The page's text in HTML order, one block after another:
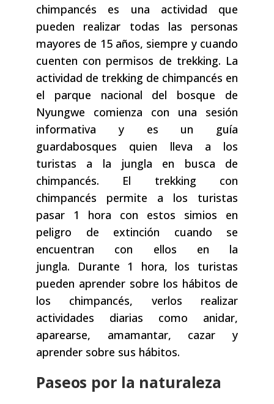
chimpancés es una actividad que
pueden realizar todas las personas
mayores de 15 años, siempre y cuando
cuenten con permisos de trekking. La
actividad de trekking de chimpancés en
el parque nacional del bosque de
Nyungwe comienza con una sesión
informativa y es un guía
guardabosques quien lleva a los
turistas a la jungla en busca de
chimpancés. El trekking con
chimpancés permite a los turistas
pasar 1 hora con estos simios en
peligro de extinción cuando se
encuentran con ellos en la
jungla. Durante 1 hora, los turistas
pueden aprender sobre los hábitos de
los chimpancés, verlos realizar
actividades diarias como anidar,
aparearse, amamantar, cazar y
aprender sobre sus hábitos.
Paseos por la naturaleza